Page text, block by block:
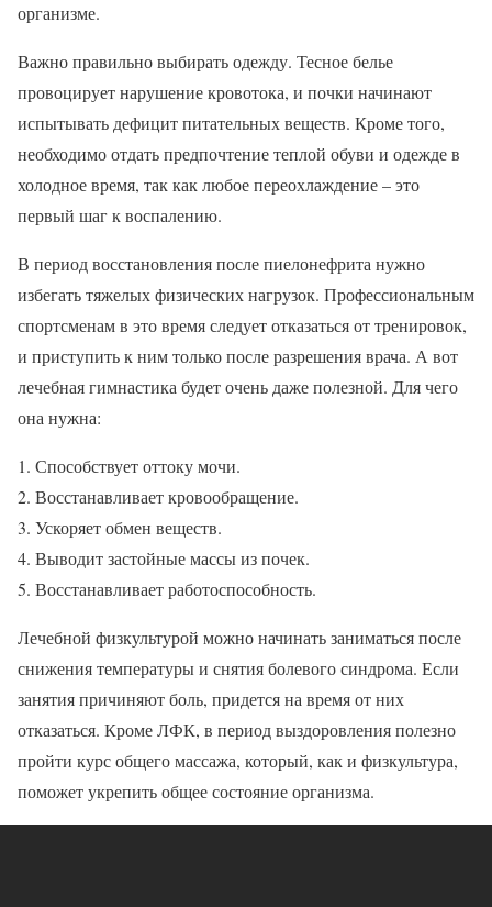
организме.
Важно правильно выбирать одежду. Тесное белье
провоцирует нарушение кровотока, и почки начинают
испытывать дефицит питательных веществ. Кроме того,
необходимо отдать предпочтение теплой обуви и одежде в
холодное время, так как любое переохлаждение – это
первый шаг к воспалению.
В период восстановления после пиелонефрита нужно
избегать тяжелых физических нагрузок. Профессиональным
спортсменам в это время следует отказаться от тренировок,
и приступить к ним только после разрешения врача. А вот
лечебная гимнастика будет очень даже полезной. Для чего
она нужна:
Способствует оттоку мочи.
Восстанавливает кровообращение.
Ускоряет обмен веществ.
Выводит застойные массы из почек.
Восстанавливает работоспособность.
Лечебной физкультурой можно начинать заниматься после
снижения температуры и снятия болевого синдрома. Если
занятия причиняют боль, придется на время от них
отказаться. Кроме ЛФК, в период выздоровления полезно
пройти курс общего массажа, который, как и физкультура,
поможет укрепить общее состояние организма.